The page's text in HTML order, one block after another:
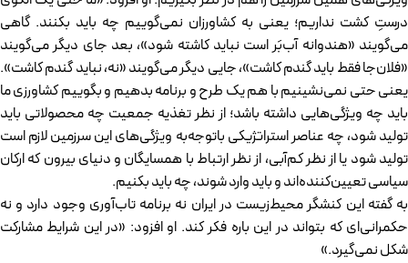
درستِ کشت نداریم؛ یعنی به کشاورزان نمی‌گوییم چه باید بکنند. گاهی
می‌گویند «هندوانه آب‌بَر است نباید کاشته شود»، بعد جای دیگر می‌گویند
«فلان‌جا فقط باید گندم کاشت»، جایی دیگر می‌گویند «نه، نباید گندم کاشت».
یعنی حتی نمی‌نشینیم با هم یک طرح و برنامه بدهیم و بگوییم کشاورزی ما
باید چه ویژگی‌هایی داشته باشد؛ از نظر تغذیه جمعیت چه محصولاتی باید
تولید شود، چه عناصر استراتژیکی باتوجه‌به ویژگی‌های این سرزمین لازم است
تولید شود یا از نظر کم‌آبی، از نظر ارتباط با همسایگان و دنیای بیرون که ارکان
سیاسی تعیین‌کننده‌اند و باید وارد شوند، چه باید بکنیم.
به گفته این کنشگر محیط‌زیست در ایران نه برنامه تاب‌آوری وجود دارد و نه
حکمرانی‌ای که بتواند در این باره فکر کند. او افزود: «در این شرایط مشارکت
شکل نمی‌گیرد.»